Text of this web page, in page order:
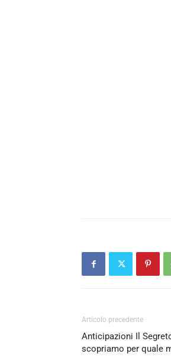
Articolo precedente
Anticipazioni Il
scopriamo per quale